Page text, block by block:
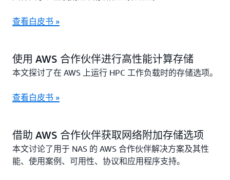
查看白皮书 »
使用 AWS 合作伙伴进行高性能计算存储
本文探讨了在 AWS 上运行 HPC 工作负载时的存储选项。
查看白皮书 »
借助 AWS 合作伙伴获取网络附加存储选项
本文讨论了用于 NAS 的 AWS 合作伙伴解决方案及其性
能、使用案例、可用性、协议和应用程序支持。